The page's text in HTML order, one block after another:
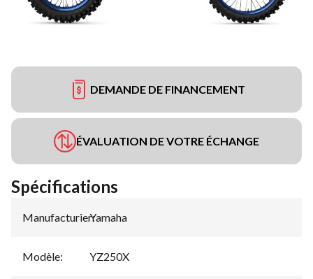
DEMANDE DE FINANCEMENT
ÉVALUATION DE VOTRE ÉCHANGE
Spécifications
Manufacturier:
Yamaha
Modèle: YZ250X